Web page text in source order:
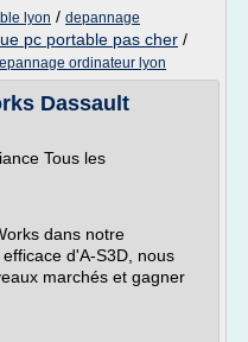
lyon / depannage
pc portable pas cher /
ordinateur lyon
Dassault
Tous les
dans notre
d'A-S3D, nous
marchés et gagner